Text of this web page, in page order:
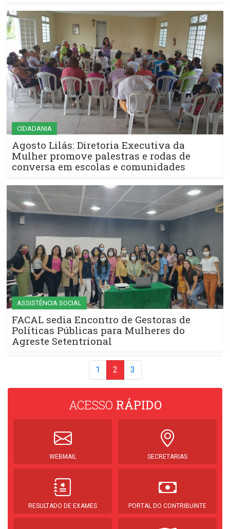
CIDADANIA
Agosto Lilás: Diretoria Executiva da
Mulher promove palestras e rodas de
conversa em escolas e comunidades
ASSISTÊNCIA SOCIAL
FACAL sedia Encontro de Gestoras de
Políticas Públicas para Mulheres do
Agreste Setentrional
1 2 3
ACESSO RÁPIDO
WEBMAIL SECRETARIAS
RESULTADO DE EXAMES PORTAL DO CONTRIBUINTE